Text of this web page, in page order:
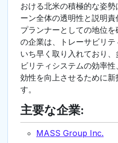
おける北米の積極的な姿
ーン全体の透明性と説明
プランナーとしての地位
の企業は、トレーサビリ
いち早く取り入れており
ビリティシステムの効率
効性を向上させるために新
す。
主要な企業:
MASS Group Inc.